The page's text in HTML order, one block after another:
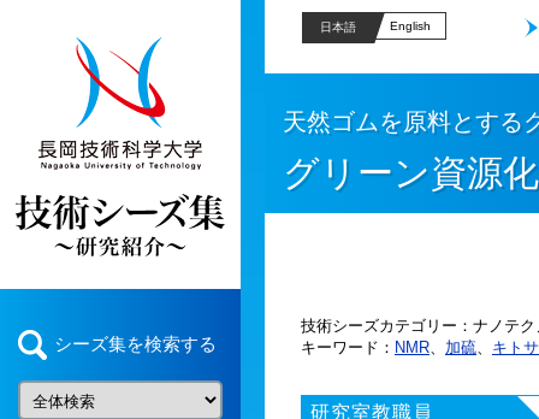
シーズ集を検索する
日本語 English
天然ゴムを原料とする
グリーン資源
技術シーズカテゴリー
ナノテ
キーワード
NMR、 加硫、 キト
研究室教職員